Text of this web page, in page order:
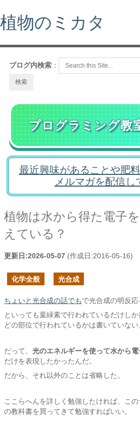
植物のミカタ
ブログ内検索 ：
プログラミング教
最近興味があることや肥
メルマガを配信し
植物は水から得た電子
えている？
更新日:2026-05-07 (作成日:2016-05-16)
化学全般 光合成
ちょいと光合成の話でもで光合成の明反応
といっても葉緑素で行われているだけし
どの部位で行われているかは書いていない
だって、 光のエネルギーを使って水から
だけを表現したかったんだ。
だから、それ以外のことは省略した。
ここらへんを詳しく勉強したければ、こ
の教科書を買ってきて勉強すればいい。